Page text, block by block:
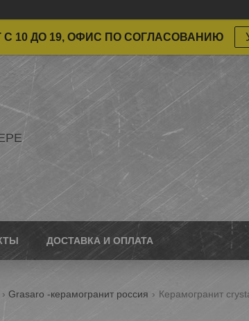
С 10 ДО 19, ОФИС ПО СОГЛАСОВАНИЮ
ДОСТАВКА И ОПЛАТА
Grasaro -керамогранит россия Керамогранит